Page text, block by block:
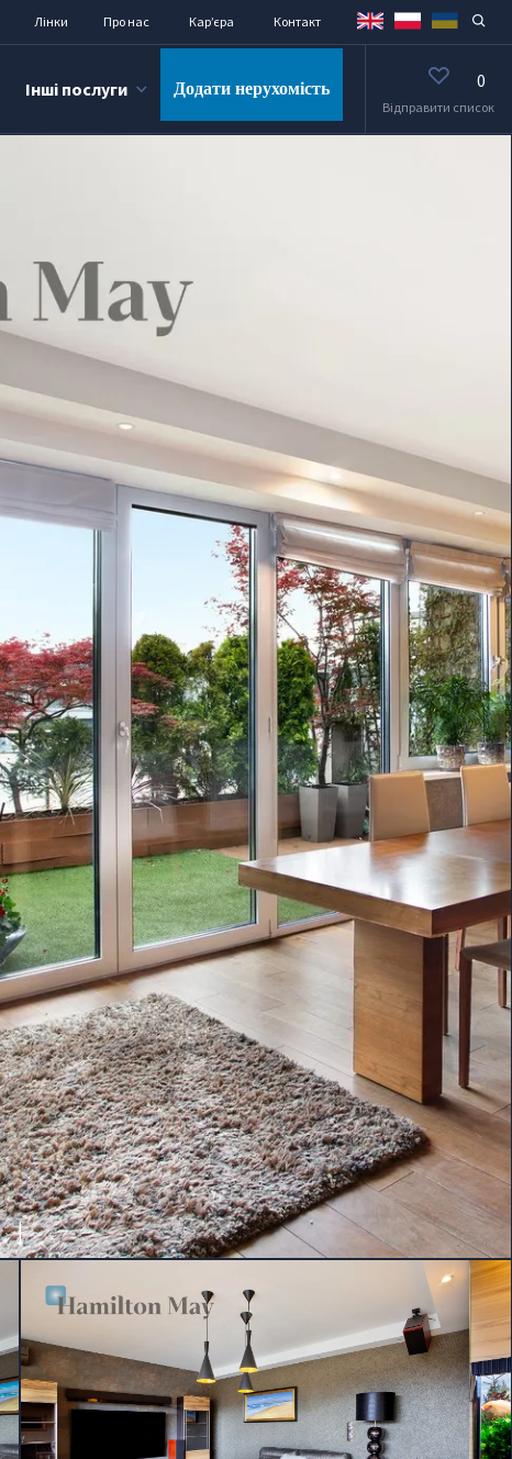
Лінки Про нас Кар’єра Контакт
Інші послуги Додати нерухомість 0
Відправити список